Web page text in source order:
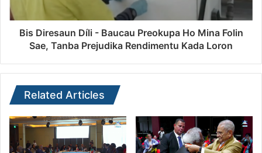
Bis Diresaun Díli - Baucau Preokupa Ho Mina Folin
Sae, Tanba Prejudika Rendimentu Kada Loron
Related Articles